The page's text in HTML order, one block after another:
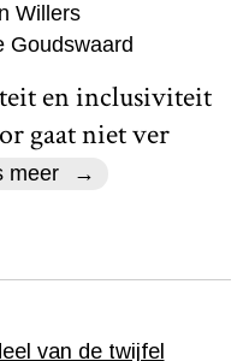
Willers
Goudswaard
en inclusiviteit
gaat niet ver
meer